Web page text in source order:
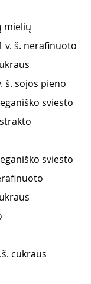
mielių
v. š. nerafinuoto
š. sojos pieno
sviesto
sviesto
cukraus